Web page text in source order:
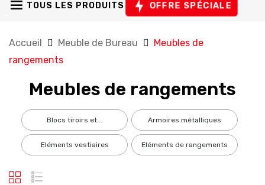
TOUS LES PRODUITS OFFRE SPÉCIALE
Accueil Meuble de Bureau
Meubles de
rangements
Meubles de rangements
blocs tiroirs et... armoires métalliques
eléments vestiaires eléments de rangements